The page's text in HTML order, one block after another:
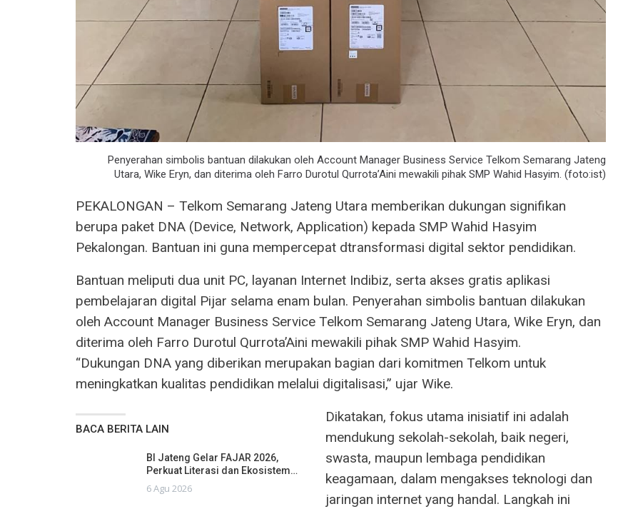
Penyerahan simbolis bantuan dilakukan oleh Account Manager Business Service Telkom Semarang Jateng
Utara, Wike Eryn, dan diterima oleh Farro Durotul Qurrota’Aini mewakili pihak SMP Wahid Hasyim. (foto:ist)
PEKALONGAN – Telkom Semarang Jateng Utara memberikan dukungan signifikan
berupa paket DNA (Device, Network, Application) kepada SMP Wahid Hasyim
Pekalongan. Bantuan ini guna mempercepat dtransformasi digital sektor pendidikan.
Bantuan meliputi dua unit PC, layanan Internet Indibiz, serta akses gratis aplikasi
pembelajaran digital Pijar selama enam bulan. Penyerahan simbolis bantuan dilakukan
oleh Account Manager Business Service Telkom Semarang Jateng Utara, Wike Eryn, dan
diterima oleh Farro Durotul Qurrota’Aini mewakili pihak SMP Wahid Hasyim.
“Dukungan DNA yang diberikan merupakan bagian dari komitmen Telkom untuk
meningkatkan kualitas pendidikan melalui digitalisasi,” ujar Wike.
BACA BERITA LAIN
BI Jateng Gelar FAJAR 2026,
Perkuat Literasi dan Ekosistem…
6 Agu 2026
Dikatakan, fokus utama inisiatif ini adalah
mendukung sekolah-sekolah, baik negeri,
swasta, maupun lembaga pendidikan
keagamaan, dalam mengakses teknologi dan
jaringan internet yang handal. Langkah ini